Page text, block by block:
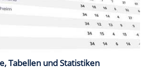
Tabellen und Statistiken